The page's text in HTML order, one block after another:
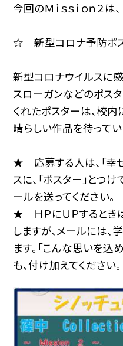
今回のＭｉｓｓｉｏｎ２は、
☆ 新型コロナ予防ポス
新型コロナウイルスに
スローガンなどのポス
くれたポスターは、校内
晴らしい作品を待ってい
★ 応募する人は、「幸
スに、「ポスター」とつ
ールを送ってください。
★ ＨＰにＵＰするとき
しますが、メールには、
ます。「こんな思いを込
も、付け加えてください。